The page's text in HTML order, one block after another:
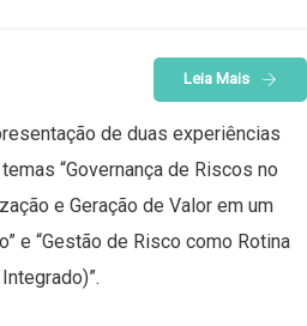
Leia Mais
de duas experiências
“Governança de Riscos no
e Geração de Valor em um
e “Gestão de Risco como Rotina